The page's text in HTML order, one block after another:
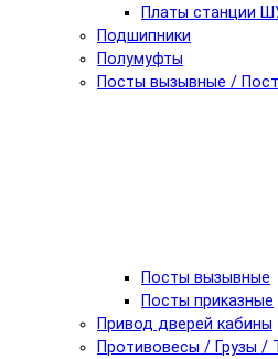
Платы станции
Подшипники
Полумуфты
Посты вызывные /
Посты вызывные
Посты приказные
Привод дверей кабины
Противовесы / Грузы /